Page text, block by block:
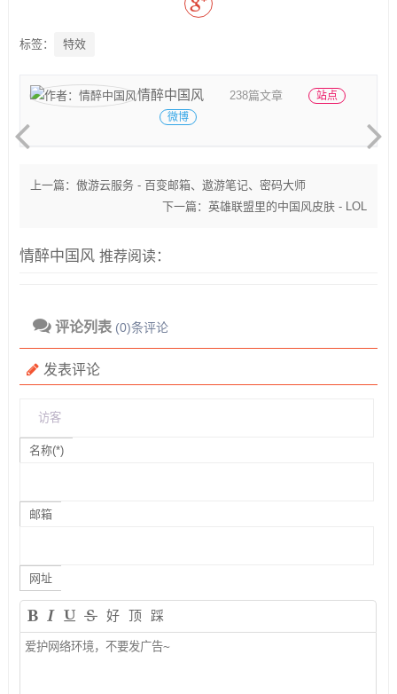
标签： 特效
情醉中国风 238篇文章
站点
微博
上一篇： 傲游云服务 - 百变邮箱、遨游笔记、密码大师
下一篇：英雄联盟里的中国风皮肤 - LOL
情醉中国风 推荐阅读：
评论列表 (0)条评论
发表评论
名称(*)
邮箱
网址
好 顶 踩